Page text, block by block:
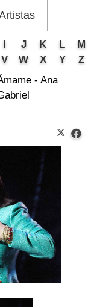
I J K L
M
V W X Y
Z
- Ana